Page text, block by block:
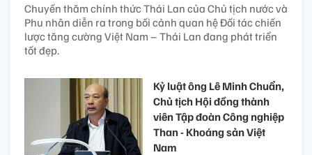
Chuyến thăm chính thức Thái Lan của Chủ tịch nước và
Phu nhân diễn ra trong bối cảnh quan hệ Đối tác chiến
lược tăng cường Việt Nam – Thái Lan đang phát triển
tốt đẹp.
Kỷ luật ông Lê Minh Chuẩn,
Chủ tịch Hội đồng thành
viên Tập đoàn Công nghiệp
Than - Khoáng sản Việt
Nam